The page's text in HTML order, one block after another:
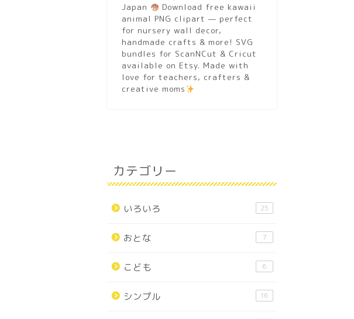
Japan
Download free kawaii
animal PNG clipart — perfect
for nursery wall decor,
handmade crafts & more! SVG
bundles for ScanNCut & Cricut
available on Etsy. Made with
love for teachers, crafters &
creative moms
カテゴリー
いろいろ 25
おとな 7
こども 6
シンプル 16